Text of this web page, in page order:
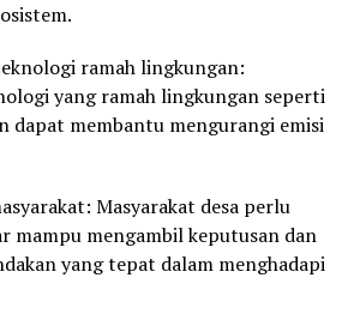
ramah lingkungan:
yang ramah lingkungan seperti
dapat membantu mengurangi emisi
Masyarakat desa perlu
mampu mengambil keputusan dan
yang tepat dalam menghadapi